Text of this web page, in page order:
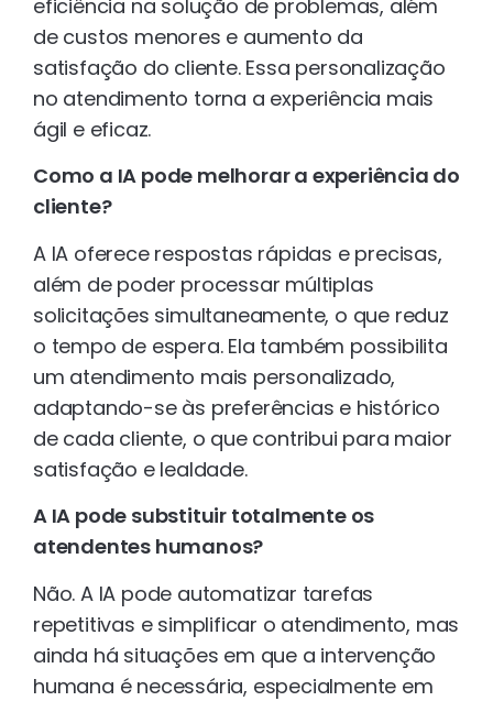
eficiência na solução de problemas, além
de custos menores e aumento da
satisfação do cliente. Essa personalização
no atendimento torna a experiência mais
ágil e eficaz.
Como a IA pode melhorar a experiência do
cliente?
A IA oferece respostas rápidas e precisas,
além de poder processar múltiplas
solicitações simultaneamente, o que reduz
o tempo de espera. Ela também possibilita
um atendimento mais personalizado,
adaptando-se às preferências e histórico
de cada cliente, o que contribui para maior
satisfação e lealdade.
A IA pode substituir totalmente os
atendentes humanos?
Não. A IA pode automatizar tarefas
repetitivas e simplificar o atendimento, mas
ainda há situações em que a intervenção
humana é necessária, especialmente em